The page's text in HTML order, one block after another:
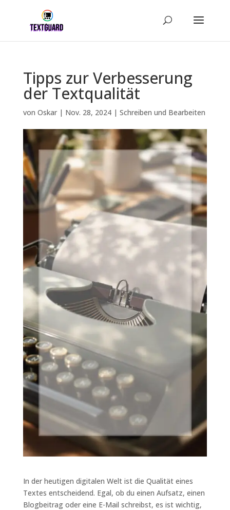
Tipps zur Verbesserung
der Textqualität
von Oskar| Nov. 28, 2024| Schreiben und Bearbeiten
In der heutigen digitalen Welt ist die Qualität eines
Textes entscheidend. Egal, ob du einen Aufsatz, einen
Blogbeitrag oder eine E-Mail schreibst, es ist wichtig,